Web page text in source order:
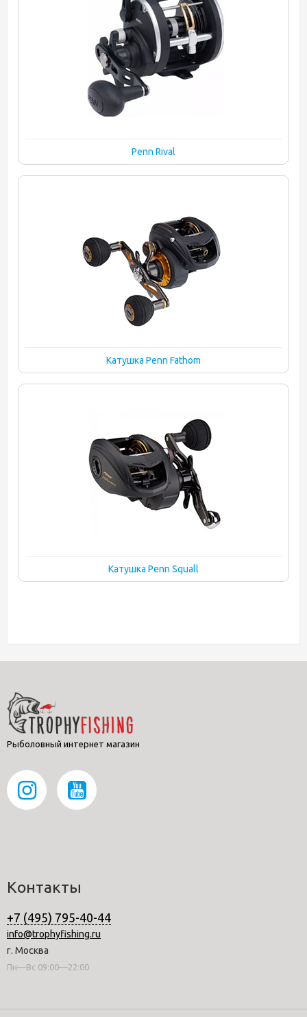
Penn Rival
Катушка Penn Fathom
Катушка Penn Squall
Рыболовный интернет магазин
Контакты
+7 (495) 795-40-44
info@trophyfishing.ru
г. Москва
Пн—Вс 09:00—22:00